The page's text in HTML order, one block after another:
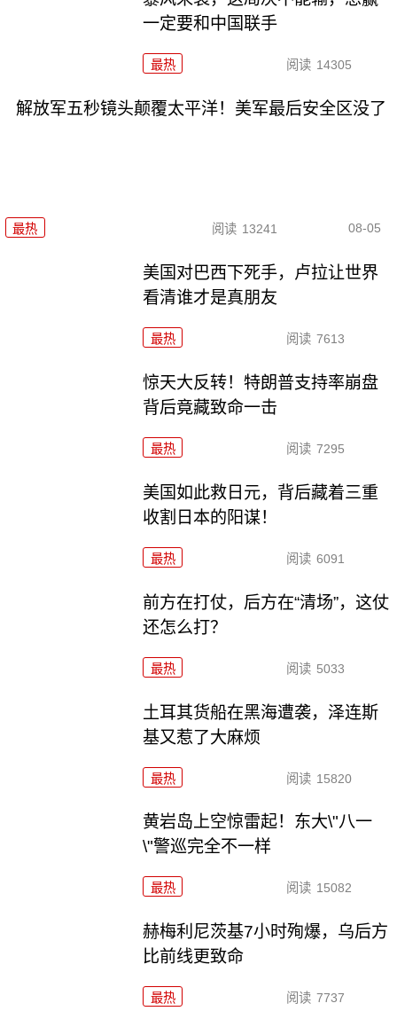
一定要和中国联手
最热 阅读 14305
解放军五秒镜头颠覆太平洋！美军最后安全区没了
最热 阅读 13241 08-05
美国对巴西下死手，卢拉让世界
看清谁才是真朋友
最热 阅读 7613
惊天大反转！特朗普支持率崩盘
背后竟藏致命一击
最热 阅读 7295
美国如此救日元，背后藏着三重
收割日本的阳谋！
最热 阅读 6091
前方在打仗，后方在“清场”，这仗
还怎么打？
最热 阅读 5033
土耳其货船在黑海遭袭，泽连斯
基又惹了大麻烦
最热 阅读 15820
黄岩岛上空惊雷起！东大\"八一
\"警巡完全不一样
最热 阅读 15082
赫梅利尼茨基7小时殉爆，乌后方
比前线更致命
最热 阅读 7737